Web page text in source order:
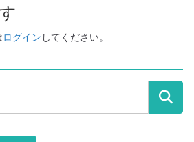
ログイン してください。